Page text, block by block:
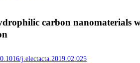
carbon nanomaterials
j.electacta.2019.02.025